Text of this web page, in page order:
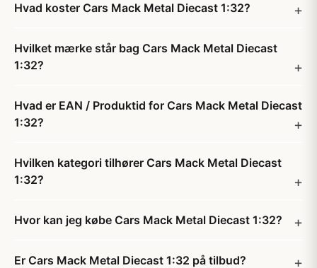
Hvad koster Cars Mack Metal Diecast 1:32?
Hvilket mærke står bag Cars Mack Metal Diecast
1:32?
Hvad er EAN / Produktid for Cars Mack Metal Diecast
1:32?
Hvilken kategori tilhører Cars Mack Metal Diecast
1:32?
Hvor kan jeg købe Cars Mack Metal Diecast 1:32?
Er Cars Mack Metal Diecast 1:32 på tilbud?